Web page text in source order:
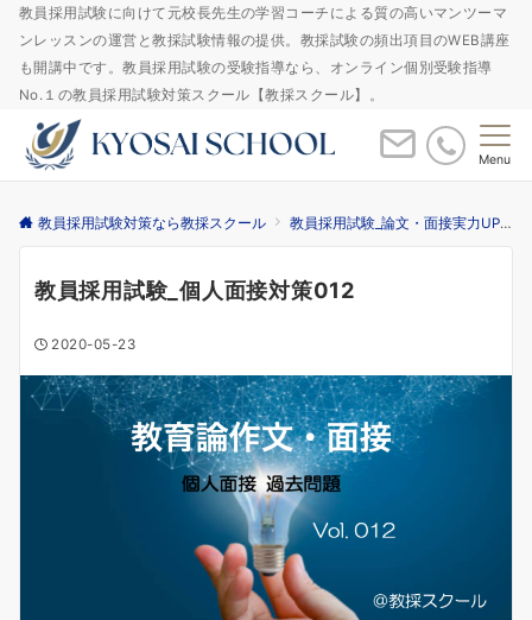
教員採用試験に向けて元校長先生の学習コーチによる質の高いマンツーマ
ンレッスンの運営と教採試験情報の提供。教採試験の頻出項目のWEB講座
も開講中です。教員採用試験の受験指導なら、オンライン個別受験指導
No.１の教員採用試験対策スクール【教採スクール】。
Menu
教員採用試験対策なら教採スクール 教員採用試験_論文・面接実力UPゼミ
教員採用試験_個人面接対策012
2020-05-23